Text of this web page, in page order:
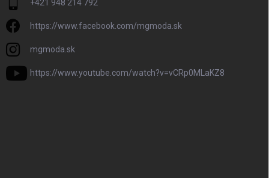
+421 948 214 792
https://www.facebook.com/mgmoda.sk
mgmoda.sk
https://www.youtube.com/watch?v=vCRp0MLaKZ8